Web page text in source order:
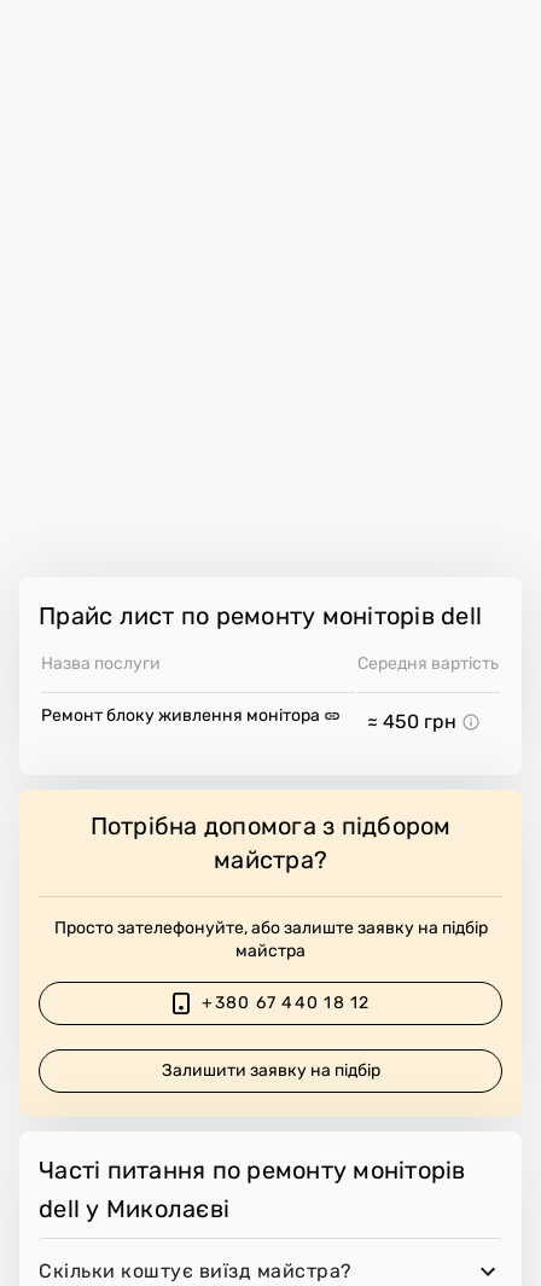
Прайс лист по ремонту моніторів dell
Назва послуги Середня вартість
Ремонт блоку живлення монітора ≈ 450 грн
Потрібна допомога з підбором
майстра?
Просто зателефонуйте, або залиште заявку на підбір
майстра
+380 67 440 18 12
Залишити заявку на підбір
Часті питання по ремонту моніторів
dell у Миколаєві
Скільки коштує виїзд майстра?